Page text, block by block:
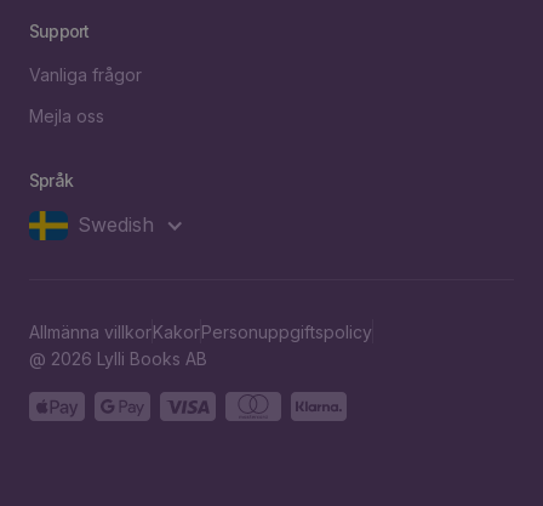
Support
Vanliga frågor
Mejla oss
Språk
Swedish
Allmänna villkorKakorPersonuppgiftspolicy
@ 2026 Lylli Books AB